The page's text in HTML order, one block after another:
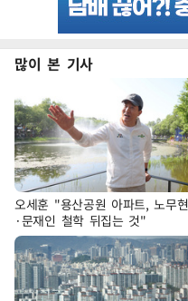
많이 본 기사
오세훈 "용산공원 아파트, 노무현
·문재인 철학 뒤집는 것"